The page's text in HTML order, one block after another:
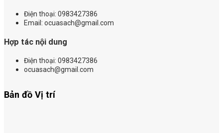
Điện thoại: 0983427386
Email: ocuasach@gmail.com
Hợp tác nội dung
Điện thoại: 0983427386
ocuasach@gmail.com
Bản đồ Vị trí